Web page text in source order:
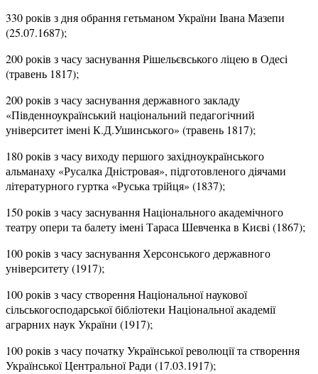
330 років з дня обрання гетьманом України Івана Мазепи
(25.07.1687);
200 років з часу заснування Рішельєвського ліцею в Одесі
(травень 1817);
200 років з часу заснування державного закладу
«Південноукраїнський національний педагогічний
університет імені К.Д.Ушинського» (травень 1817);
180 років з часу виходу першого західноукраїнського
альманаху «Русалка Дністровая», підготовленого діячами
літературного гуртка «Руська трійця» (1837);
150 років з часу заснування Національного академічного
театру опери та балету імені Тараса Шевченка в Києві (1867);
100 років з часу заснування Херсонського державного
університету (1917);
100 років з часу створення Національної наукової
сільськогосподарської бібліотеки Національної академії
аграрних наук України (1917);
100 років з часу початку Української революції та створення
Української Центральної Ради (17.03.1917);